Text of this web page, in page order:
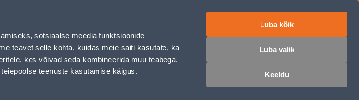
sotsiaalse meedia funktsioonide
teavet selle kohta, kuidas meie saiti kasutate, ka
kes võivad seda kombineerida muu teabega,
teenuste kasutamise käigus.
Luba kõik
Luba valik
Keeldu
SEARCH